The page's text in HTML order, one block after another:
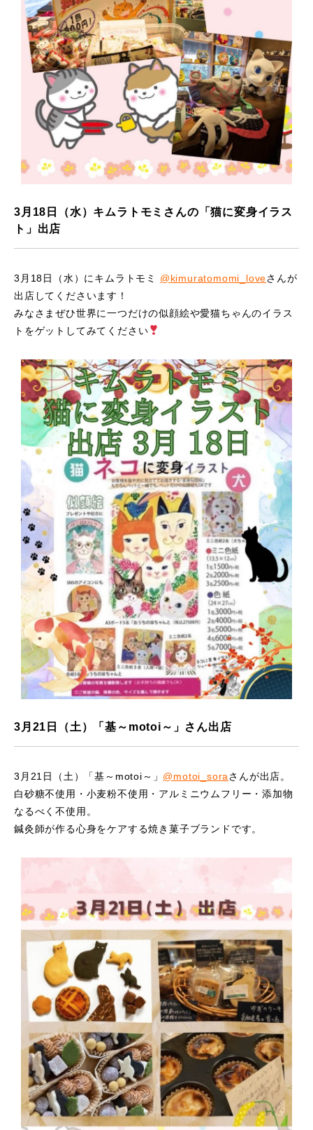
3月18日（水）キムラトモミさんの「猫に変身イラス
ト」出店
3月18日（水）にキムラトモミ @kimuratomomi_loveさんが
出店してくださいます！
みなさまぜひ世界に一つだけの似顔絵や愛猫ちゃんのイラス
トをゲットしてみてください
3月21日（土）「基～motoi～」さん出店
3月21日（土）「基～motoi～」 @motoi_soraさんが出店。
白砂糖不使用・小麦粉不使用・アルミニウムフリー・添加物
なるべく不使用。
鍼灸師が作る心身をケアする焼き菓子ブランドです。